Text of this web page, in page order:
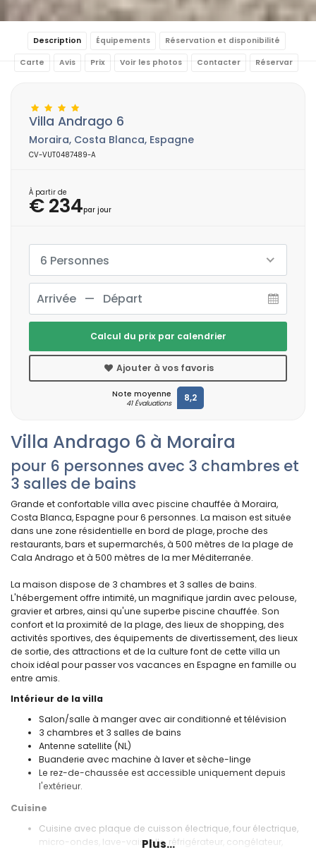
Description Équipements Réservation et disponibilité
Carte Avis Prix Voir les photos Contacter Réservar
Villa Andrago 6 à Moraira
pour 6 personnes avec 3 chambres et
3 salles de bains
Grande et confortable villa avec piscine chauffée à Moraira,
Costa Blanca, Espagne pour 6 personnes. La maison est située
dans une zone résidentielle en bord de plage, proche des
restaurants, bars et supermarchés, à 500 mètres de la plage de
Cala Andrago et à 500 mètres de la mer Méditerranée.
La maison dispose de 3 chambres et 3 salles de bains.
L'hébergement offre intimité, un magnifique jardin avec pelouse,
gravier et arbres, ainsi qu'une superbe piscine chauffée. Son
confort et la proximité de la plage, des lieux de shopping, des
activités sportives, des équipements de divertissement, des lieux
de sortie, des attractions et de la culture font de cette villa un
choix idéal pour passer vos vacances en Espagne en famille ou
entre amis.
Intérieur de la villa
Salon/salle à manger avec air conditionné et télévision
3 chambres et 3 salles de bains
Antenne satellite (NL)
Buanderie avec machine à laver et sèche-linge
Le rez-de-chaussée est accessible uniquement depuis
l'extérieur.
Cuisine
Cuisine avec plaque de cuisson électrique, four électrique,
micro-ondes, lave-vaisselle, réfrigérateur, congélateur,
Plus...
Villa Andrago 6
Moraira, Costa Blanca, Espagne
CV-VUT0487489-A
À partir de
€ 234par jour
6 Personnes
Calcul du prix par calendrier
Ajouter à vos favoris
Note moyenne
41 Évaluations 8,2